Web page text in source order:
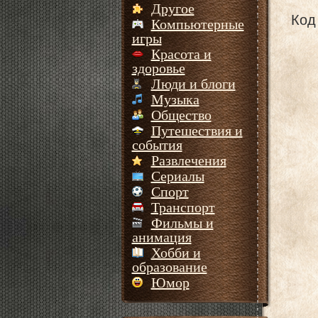
Другое
Компьютерные
игры
Красота и
здоровье
Люди и блоги
Музыка
Общество
Путешествия и
события
Развлечения
Сериалы
Спорт
Транспорт
Фильмы и
анимация
Хобби и
образование
Юмор